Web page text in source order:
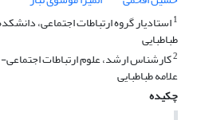
1استادیار گروه ارتباطات اجتماعی،
طباطبایی
2کارشناس ارشد، علوم ارتباطات
علامه طباطبایی
چکیده